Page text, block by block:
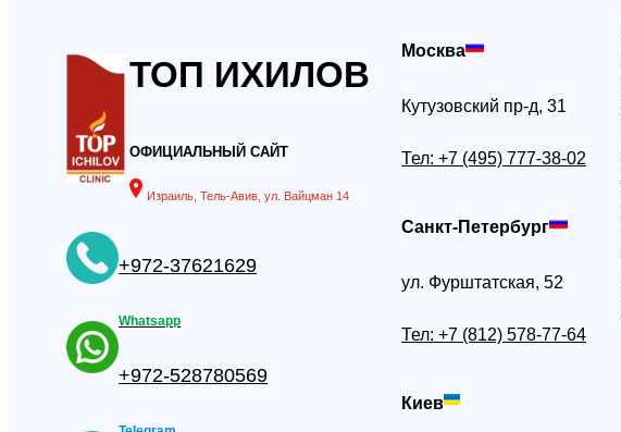
ТОП ИХИЛОВ
ОФИЦИАЛЬНЫЙ САЙТ
Израиль, Тель-Авив, ул. Вайцман 14
+972-37621629
Whatsapp
+972-528780569
Москва
Кутузовский пр-д, 31
Тел: +7 (495) 777-38-02
Санкт-Петербург
ул. Фурштатская, 52
Тел: +7 (812) 578-77-64
Киев